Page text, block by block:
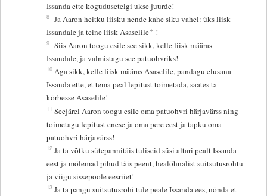
Issanda ette kogudusetelgi ukse juurde!
8 Ja Aaron heitku liisku nende kahe siku vahel: üks liisk
Issandale ja teine liisk Asaselile+ !
9 Siis Aaron toogu esile see sikk, kelle liisk määras
Issandale, ja valmistagu see patuohvriks!
10 Aga sikk, kelle liisk määras Asaselile, pandagu elusana
Issanda ette, et tema peal lepitust toimetada, saates ta
kõrbesse Asaselile!
11 Seejärel Aaron toogu esile oma patuohvri härjavärss ning
toimetagu lepitust enese ja oma pere eest ja tapku oma
patuohvri härjavärss!
12 Ja ta võtku sütepannitäis tuliseid süsi altari pealt Issanda
eest ja mõlemad pihud täis peent, healõhnalist suitsutusrohtu
ja viigu sissepoole eesriiet!
13 Ja ta pangu suitsutusrohi tule peale Issanda ees, nõnda et